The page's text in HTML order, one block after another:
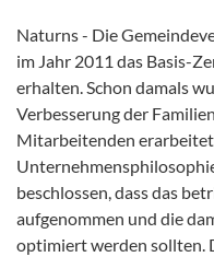
Naturns - Die
im Jahr 2011 das Basis-
erhalten. Schon damals
Verbesserung der
Mitarbeitenden erarbeitet
beschlossen, dass das
aufgenommen und die
optimiert werden sollten.